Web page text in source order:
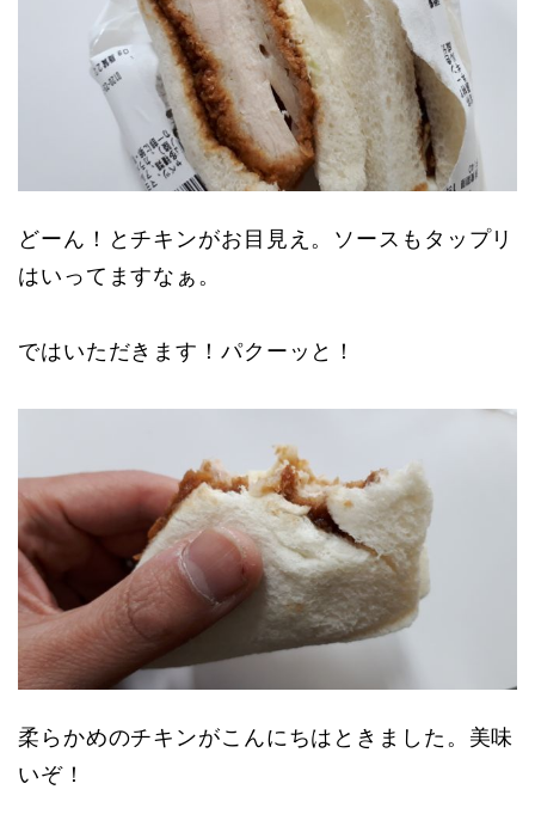
どーん！とチキンがお目見え。ソースもタップリ
はいってますなぁ。
ではいただきます！パクーッと！
柔らかめのチキンがこんにちはときました。美味
いぞ！